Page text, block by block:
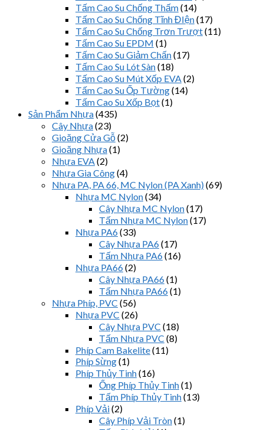
Tấm Cao Su Chống Thấm(14)
Tấm Cao Su Chống Tĩnh ĐIện(17)
Tấm Cao Su Chống Trơn Trượt(11)
Tấm Cao Su EPDM (1)
Tấm Cao Su Giảm Chấn(17)
Tấm Cao Su Lót Sàn(18)
Tấm Cao Su Mút Xốp EVA(2)
Tấm Cao Su Ốp Tường(14)
Tấm Cao Su Xốp Bọt(1)
Sản Phẩm Nhựa(435)
Cây Nhựa(23)
Gioăng Cửa Gỗ(2)
Gioăng Nhựa(1)
Nhựa EVA(2)
Nhựa Gia Công(4)
Nhựa PA, PA 66, MC Nylon (PA Xanh)(69)
Nhựa MC Nylon(34)
Cây Nhựa MC Nylon(17)
Tấm Nhựa MC Nylon(17)
Nhựa PA6(33)
Cây Nhựa PA6(17)
Tấm Nhựa PA6(16)
Nhựa PA66(2)
Cây Nhựa PA66(1)
Tấm Nhựa PA66(1)
Nhựa Phíp, PVC (56)
Nhựa PVC (26)
Cây Nhựa PVC (18)
Tấm Nhựa PVC (8)
Phíp Cam Bakelite(11)
Phíp Sừng(1)
Phíp Thủy Tinh(16)
Ống Phíp Thủy Tinh(1)
Tấm Phíp Thủy Tinh(13)
Phíp Vải(2)
Cây Phíp Vải Tròn(1)